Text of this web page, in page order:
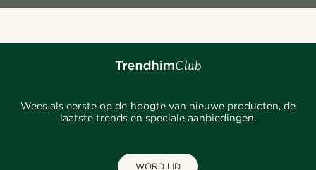
Wees als eerste op de hoogte van nieuwe producten, de
laatste trends en speciale aanbiedingen.
WORD LID